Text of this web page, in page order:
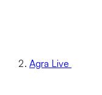
Agra Live